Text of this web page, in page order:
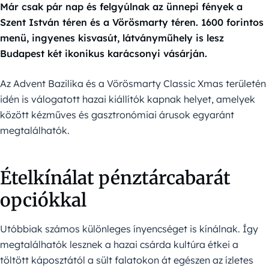
Már csak pár nap és felgyúlnak az ünnepi fények a
Szent István téren és a Vörösmarty téren. 1600 forintos
menü, ingyenes kisvasút, látványműhely is lesz
Budapest két ikonikus karácsonyi vásárján.
Az Advent Bazilika és a Vörösmarty Classic Xmas területén
idén is válogatott hazai kiállítók kapnak helyet, amelyek
között kézműves és gasztronómiai árusok egyaránt
megtalálhatók.
Ételkínálat pénztárcabarát
opciókkal
Utóbbiak számos különleges ínyencséget is kínálnak. Így
megtalálhatók lesznek a hazai csárda kultúra étkei a
töltött káposztától a sült falatokon át egészen az ízletes